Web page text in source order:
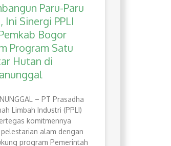
Paru-Paru
Ini Sinergi PPLI
Bogor
Program Satu
Hutan di
– PT Prasadha
Limbah Industri (PPLI)
komitmennya
alam dengan
program Pemerintah